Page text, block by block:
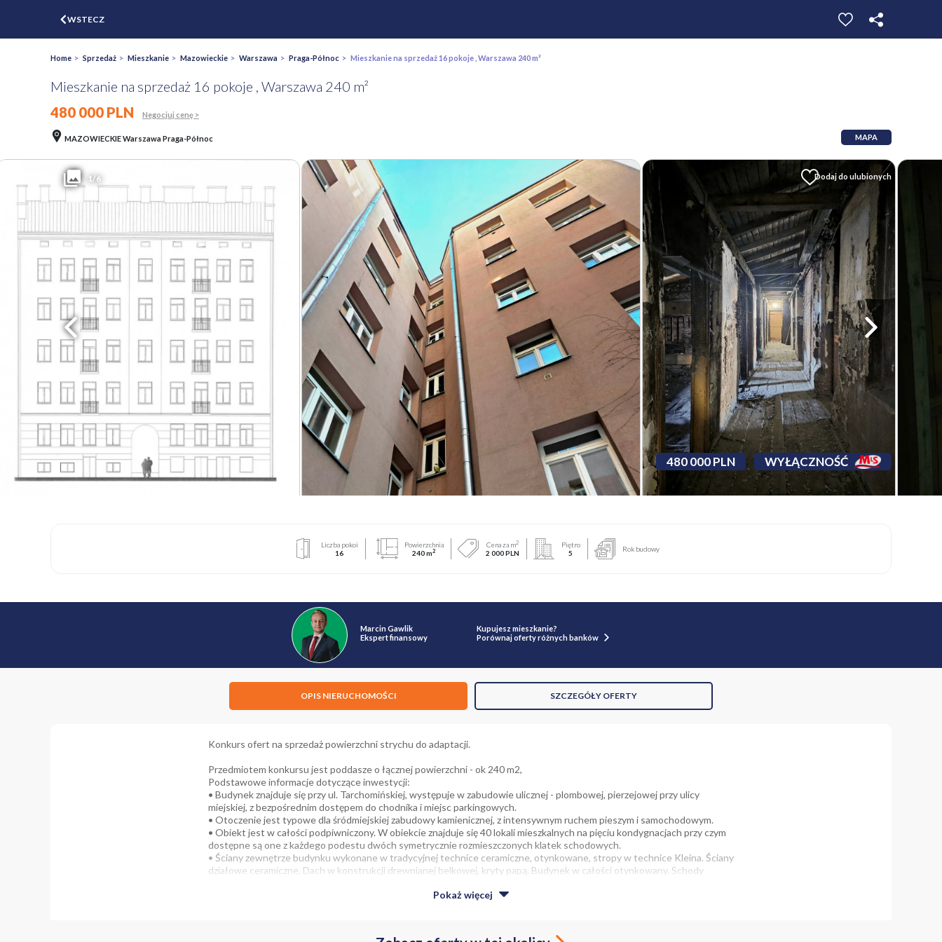
WSTECZ
Home > Sprzedaż > Mieszkanie > Mazowieckie > Warszawa > Praga-Północ > Mieszkanie na sprzedaż 16 pokoje , Warszawa 240 m²
Mieszkanie na sprzedaż 16 pokoje , Warszawa 240 m²
480 000 PLN
Negocjuj cenę >
MAZOWIECKIE Warszawa Praga-Północ MAPA
1/6
480 000 PLN WYŁĄCZNOŚĆ
Dodaj do ulubionych
Liczba pokoi
16
Powierzchnia
240 m2
Cena za m2
2 000 PLN
Piętro
5
Rok budowy
Marcin Gawlik
Ekspert finansowy
Kupujesz mieszkanie?
Porównaj oferty różnych banków
OPIS NIERUCHOMOŚCI SZCZEGÓŁY OFERTY
Konkurs ofert na sprzedaż powierzchni strychu do adaptacji.
Przedmiotem konkursu jest poddasze o łącznej powierzchni - ok 240 m2,
Podstawowe informacje dotyczące inwestycji:
• Budynek znajduje się przy ul. Tarchomińskiej, występuje w zabudowie ulicznej - plombowej, pierzejowej przy ulicy
miejskiej, z bezpośrednim dostępem do chodnika i miejsc parkingowych.
• Otoczenie jest typowe dla śródmiejskiej zabudowy kamienicznej, z intensywnym ruchem pieszym i samochodowym.
• Obiekt jest w całości podpiwniczony. W obiekcie znajduje się 40 lokali mieszkalnych na pięciu kondygnacjach przy czym
dostępne są one z każdego podestu dwóch symetrycznie rozmieszczonych klatek schodowych.
• Ściany zewnętrze budynku wykonane w tradycyjnej technice ceramiczne, otynkowane, stropy w technice Kleina. Ściany
działowe ceramiczne. Dach w konstrukcji drewnianej belkowej, kryty papą. Budynek w całości otynkowany. Schody
drewniana, część okien wymieniona na PCV. Partia cokołowa od frontu obejmuje wejścia do lokali użytkowych i I
• W budynku znajdują się następujące instalacje: wod-kan, elektryczna, gazowa, centralnego ogrzewania, wentylacja
Pokaż więcej